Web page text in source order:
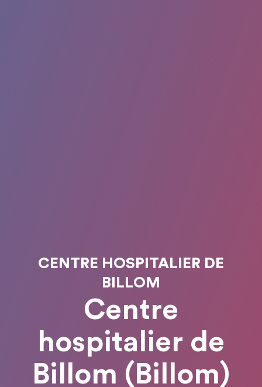
CENTRE HOSPITALIER DE
BILLOM
Centre
hospitalier de
Billom (Billom)